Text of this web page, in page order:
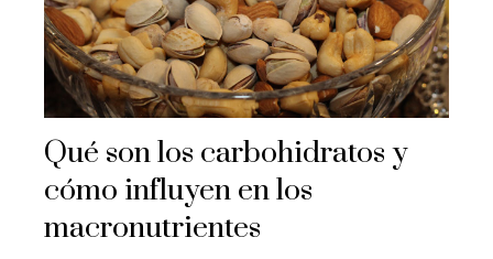
Qué son los carbohidratos y
cómo influyen en los
macronutrientes